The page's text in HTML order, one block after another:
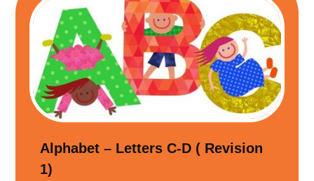
Alphabet – Letters C-D ( Revision
1)